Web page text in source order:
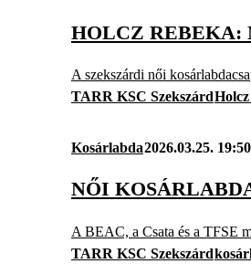
HOLCZ REBEKA:
A szekszárdi női
TARR KSC Szekszárd
Kosárlabda2026.03.25. 19:50
NŐI
A BEAC, a Csata és a TFSE
TARR KSC Szekszárd